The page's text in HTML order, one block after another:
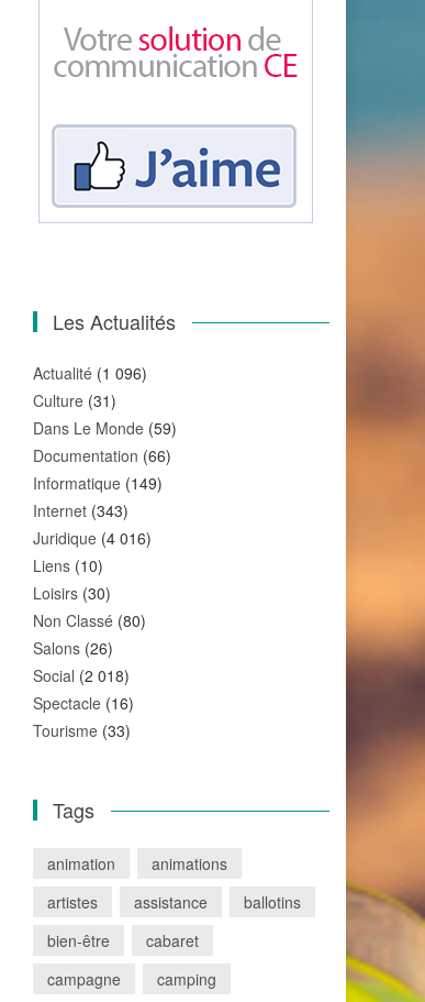
Les Actualités
Actualité (1 096)
Culture (31)
Dans Le Monde (59)
Documentation (66)
Informatique (149)
Internet (343)
Juridique (4 016)
Liens (10)
Loisirs (30)
Non Classé (80)
Salons (26)
Social (2 018)
Spectacle (16)
Tourisme (33)
Tags
animation
animations
artistes
assistance
ballotins
bien-être
cabaret
campagne
camping